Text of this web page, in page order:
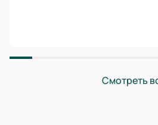
Смотреть